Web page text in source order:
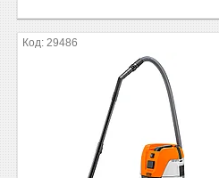
29486